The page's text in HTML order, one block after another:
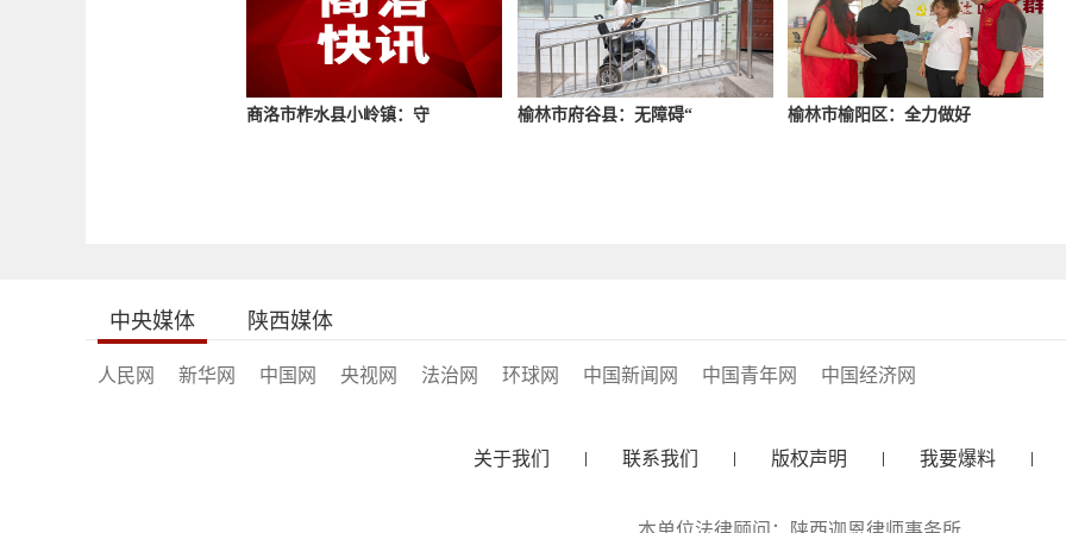
商洛市柞水县小岭镇：守 榆林市府谷县：无障碍“ 榆林市榆阳区：全力做好
中央媒体 陕西媒体
人民网 新华网 中国网 央视网 法治网 环球网 中国新闻网 中国青年网 中国经济网
关于我们 联系我们 版权声明 我要爆料